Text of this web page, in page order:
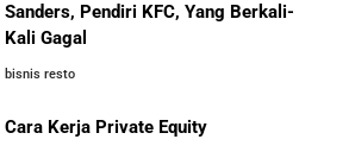
Perusahaan Indonesia Skala
Electronics: Raja Bisnis TI
Sanders, Pendiri KFC, Yang Berkali-
Kali Gagal
bisnis resto
Cara Kerja Private Equity